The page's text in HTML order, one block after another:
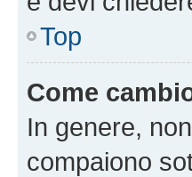
Top
Come
In genere,
compaiono